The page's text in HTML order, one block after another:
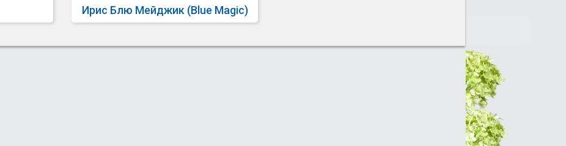
Ирис Блю Мейджик (Blue Magic)